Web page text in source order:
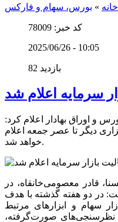
خانه » بورس، سهام و فارکس
کد خبر: 78009
2025/06/26 - 10:05
82 بازدید
سرمایه اعلام شد
و اوراق بهادار اعلام کرد:
دیگر تا عصر جمعه اعلام
خواهد شد.
قادر معصومی‌خانقاه، در
در دو هفته گذشته با هدف
سهام و ابزارهای مرتبط
نظرسنجی‌های صورت‌گرفته،